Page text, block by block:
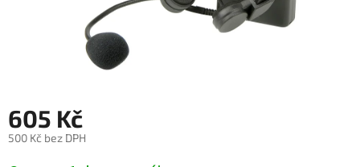
605 Kč
500 Kč bez DPH